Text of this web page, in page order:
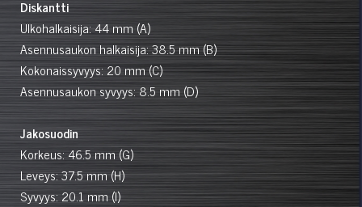
Diskantti
Ulkohalkaisija: 44 mm (A)
Asennusaukon halkaisija: 38.5 mm (B)
Kokonaissyvyys: 20 mm (C)
Asennusaukon syvyys: 8.5 mm (D)
Jakosuodin
Korkeus: 46.5 mm (G)
Leveys: 37.5 mm (H)
Syvyys: 20.1 mm (I)